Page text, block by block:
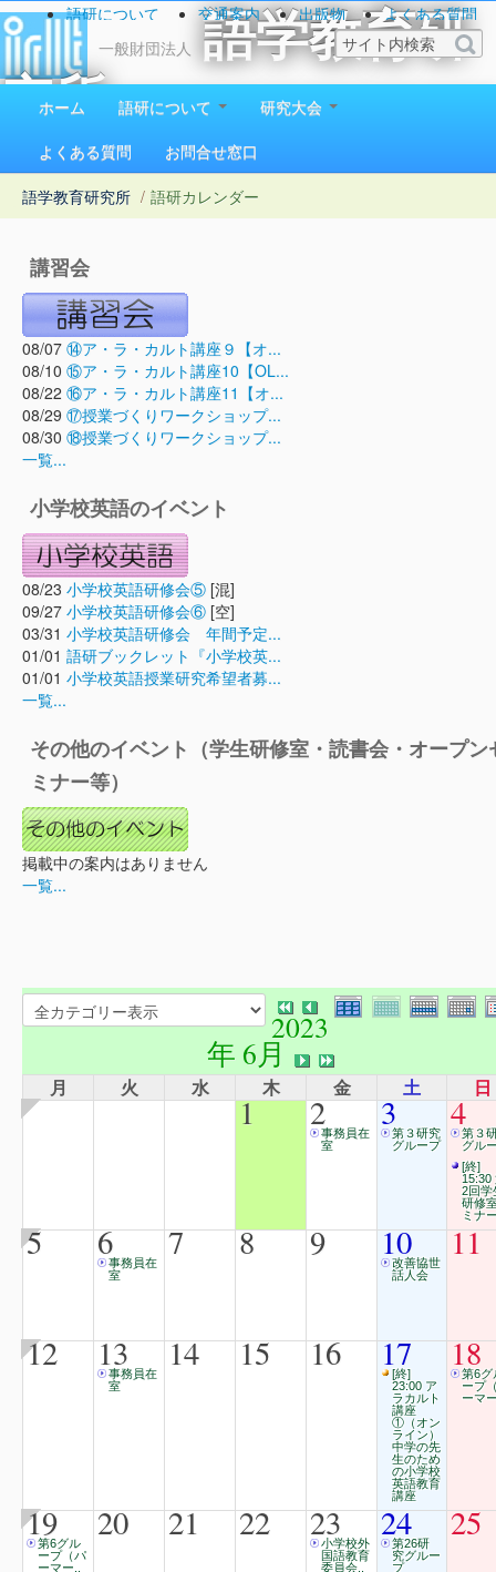
一般財団法人
語学教育研
究所
1923（大正12）年創立
語研について 交通案内 出版物
よくある質問
お問い合わせ
ホーム 語研について
研究大会
よくある質問
お問合せ窓口
語学教育研究所 / 語研カレンダー
講習会
08/07 ⑭ア・ラ・カルト講座９【オ...
08/10 ⑮ア・ラ・カルト講座10【OL...
08/22 ⑯ア・ラ・カルト講座11【オ...
08/29 ⑰授業づくりワークショップ...
08/30 ⑱授業づくりワークショップ...
一覧...
小学校英語のイベント
08/23 小学校英語研修会⑤ [混]
09/27 小学校英語研修会⑥ [空]
03/31 小学校英語研修会 年間予定...
01/01 語研ブックレット『小学校英...
01/01 小学校英語授業研究希望者募...
一覧...
その他のイベント（学生研修室・読書会・オープン
ミナー等）
掲載中の案内はありません
一覧...
2023
年 6月
月 火 水 木 金 土 日
1 2事務員在
室
3第３研究
グループ
4第３
グル
[終]
15:30
2回学
研修
ミナ
5 6事務員在
室
7 8 9 10
改善協世
話人会
11
12 13
事務員在
室
14 15 16 17
[終]
23:00 ア
ラカルト
講座
①（オン
ライン）
中学の先
生のため
の小学校
英語教育
講座
18
第6グ
ープ
ーマ
19
第6グル
ープ（パ
ーマー..
20 21 22 23
小学校外
国語教育
委員会..
24
第26研
究グルー
プ
25